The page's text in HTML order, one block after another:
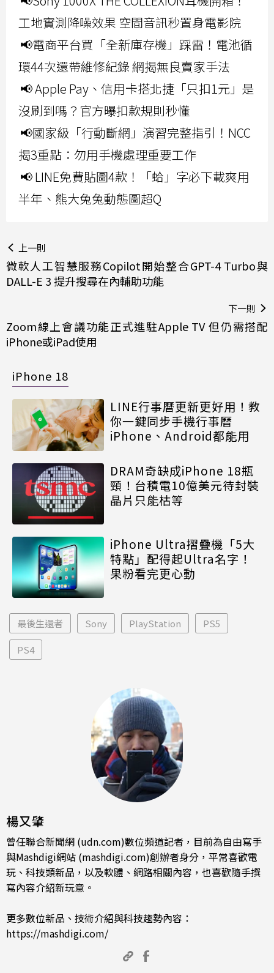
工地實測降噪效果 空間音訊秒置身電影院
📢電商平台買「全新庫存機」踩雷！電池循
環44次還帶維修紀錄 網揭無良賣家手法
📢 Apple Pay、信用卡搭北捷「只扣1元」是
沒刷到嗎？官方曝扣款規則秒懂
📢國家級「行動斷網」演習完整指引！NCC
揭3重點：勿用手機處理重要工作
📢 LINE免費貼圖4款！「蛤」字必下載爽用
半年、熊大兔兔動態圖超Q
上一則
微軟人工智慧服務Copilot開始整合GPT-4 Turbo與
DALL-E 3 提升搜尋在內輔助功能
下一則
Zoom線上會議功能正式進駐Apple TV 但仍需搭配
iPhone或iPad使用
iPhone 18
LINE行事曆更新更好用！教
你一鍵同步手機行事曆
iPhone、Android都能用
DRAM奇缺成iPhone 18瓶
頸！台積電10億美元待封裝
晶片只能枯等
iPhone Ultra摺疊機「5大
特點」配得起Ultra名字！
果粉看完更心動
最後生還者 Sony PlayStation PS5
PS4
楊又肇
曾任聯合新聞網 (udn.com)數位頻道記者，目前為自由寫手
與Mashdigi網站 (mashdigi.com)創辦者身分，平常喜歡電
玩、科技類新品，以及軟體、網路相關內容，也喜歡隨手撰
寫內容介紹新玩意。
更多數位新品、技術介紹與科技趨勢內容：
https://mashdigi.com/